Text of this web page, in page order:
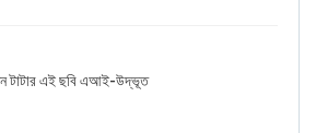
টাটার এই ছবি এআই-উদ্ভূত